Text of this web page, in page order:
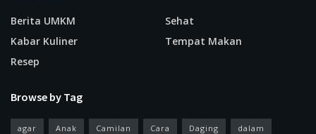
Berita UMKM
Kabar Kuliner
Resep
Sehat
Tempat Makan
Browse by Tag
agar Anak Camilan Cara Daging dalam